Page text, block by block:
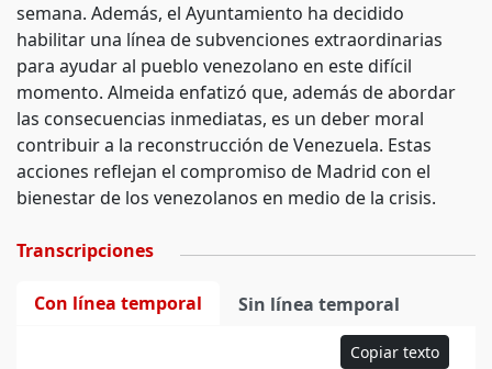
semana. Además, el Ayuntamiento ha decidido
habilitar una línea de subvenciones extraordinarias
para ayudar al pueblo venezolano en este difícil
momento. Almeida enfatizó que, además de abordar
las consecuencias inmediatas, es un deber moral
contribuir a la reconstrucción de Venezuela. Estas
acciones reflejan el compromiso de Madrid con el
bienestar de los venezolanos en medio de la crisis.
Transcripciones
Con línea temporal Sin línea temporal
Copiar texto